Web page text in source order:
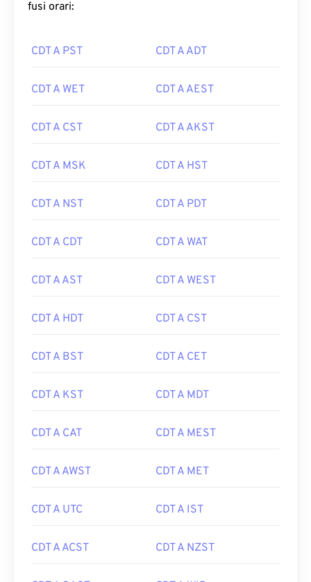
fusi orari:
CDT A PST CDT A ADT
CDT A WET CDT A AEST
CDT A CST CDT A AKST
CDT A MSK CDT A HST
CDT A NST CDT A PDT
CDT A CDT CDT A WAT
CDT A AST CDT A WEST
CDT A HDT CDT A CST
CDT A BST CDT A CET
CDT A KST CDT A MDT
CDT A CAT CDT A MEST
CDT A AWST CDT A MET
CDT A UTC CDT A IST
CDT A ACST CDT A NZST